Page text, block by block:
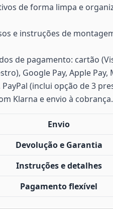
de forma limpa e
e instruções de
de pagamento: cartão
Google Pay, Apple Pay,
(inclui opção de 3
Klarna e envio à cobrança.
Envio
Devolução e Garantia
Instruções e detalhes
Pagamento flexível